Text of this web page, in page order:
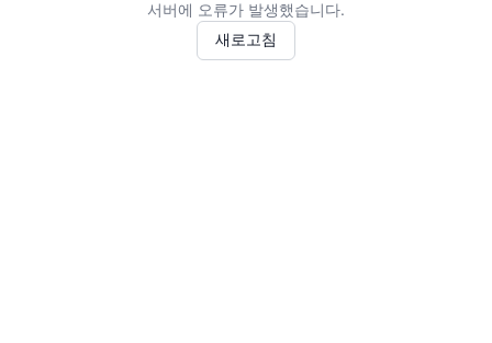
서버에 오류가 발생했습니다.
새로고침